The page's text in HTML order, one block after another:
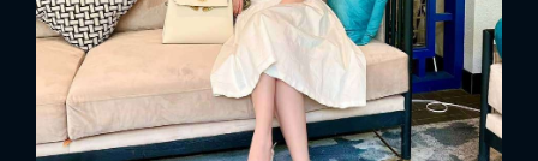
x
ĐĂNG NHẬP